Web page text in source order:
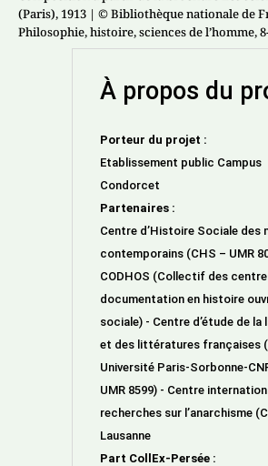
(Paris), 1913 | © Bibliothèque nationale de
Philosophie, histoire, sciences de l’homme,
À propos du
Porteur du projet :
Etablissement public Campus
Condorcet
Partenaires :
Centre d’Histoire Sociale des
contemporains (CHS – UMR
CODHOS (Collectif des
documentation en histoire
sociale) - Centre d’étude de la
et des littératures françaises
Université Paris-Sorbonne-
UMR 8599) - Centre
recherches sur l’anarchisme
Lausanne
Part CollEx-Persée :